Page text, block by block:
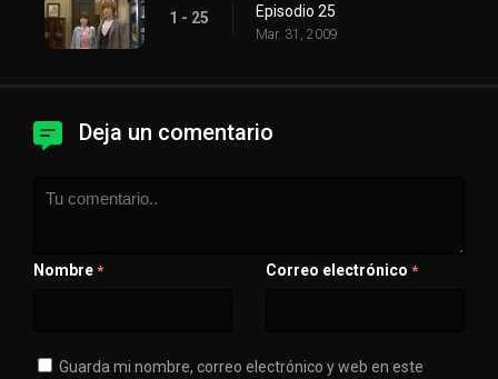
1 - 25 Episodio 25
Mar. 31, 2009
Deja un comentario
Nombre * Correo electrónico *
Guarda mi nombre, correo electrónico y web en este